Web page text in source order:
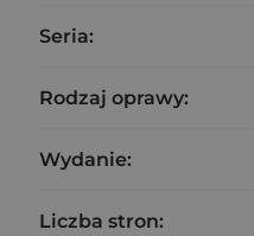
Seria:
Rodzaj oprawy:
Wydanie:
Liczba stron: